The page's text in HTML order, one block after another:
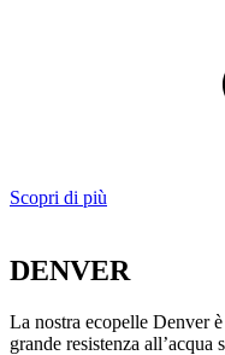
Scopri di più
DENVER
La nostra ecopelle Denver
grande resistenza all’acqua